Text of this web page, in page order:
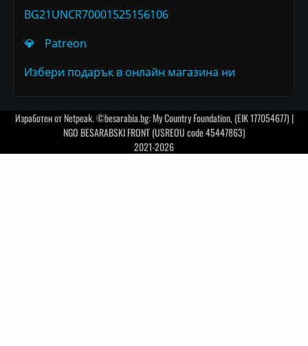
BG21UNCR70001525156106
💎
Patreon
Избери подарък в онлайн магазина ни
Изработен отNetpeak. ©besarabia.bg: My Country Foundation, (EIK 177054677) |
NGO BESARABSKI FRONT (USREOU code 45447863)
2021-2026